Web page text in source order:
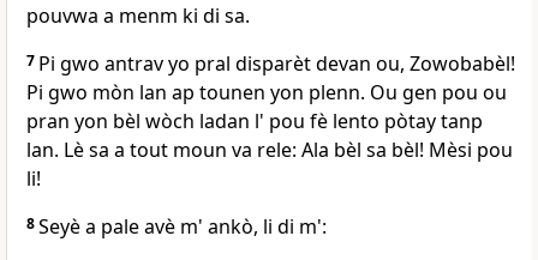
pouvwa a menm ki di sa.
7 Pi gwo antrav yo pral disparèt devan ou, Zowobabèl!
Pi gwo mòn lan ap tounen yon plenn. Ou gen pou ou
pran yon bèl wòch ladan l' pou fè lento pòtay tanp
lan. Lè sa a tout moun va rele: Ala bèl sa bèl! Mèsi pou
li!
8Seyè a pale avè m' ankò, li di m':